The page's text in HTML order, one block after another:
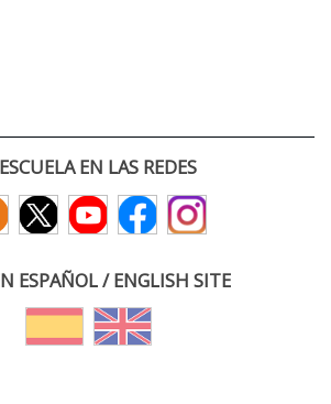
EN LAS REDES
ESPAÑOL / ENGLISH SITE